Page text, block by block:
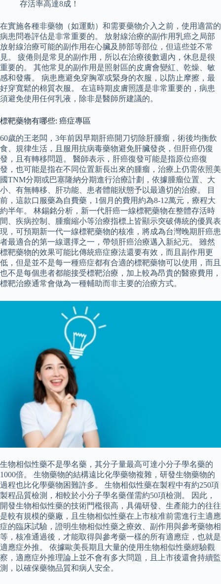
存活率高達8成！
在實施各種非藥物（如運動）和需要藥物介入之前，使用適當的
病患問卷評估是非常重要的。 放射線治療的副作用乳癌之局部
放射線治療可能的副作用在心臟及肺部等部位，但這些並不常
見。 疲倦則是常見的副作用，所以在治療後數週內，休息是很
重要的。 其他常見的副作用是照射區的皮膚會變紅、乾燥、敏
感和發癢。 病患應避免穿胸罩或緊身的衣服，以防止摩擦，最
好穿寬鬆的棉質衣服。 在這時期皮膚照護是非常重要的，病患
須避免使用任何乳液，除非是醫師所建議的。
標靶藥物有哪些: 癌症專區
60歲的王老闆，3年前因早期肝癌開刀切除肝腫瘤，術後均衡飲
食、規律生活，且服用抗病毒藥物避免肝臟發炎，但肝癌仍復
發，且有轉移問題。 醫師表示，肝癌復發可能是指原位癌復
發，也可能是指在不同位置新長出來的腫瘤，治療上仍需依照美
國TNM分期或巴塞隆納分期進行治療計劃，依據腫瘤位置、大
小、有無轉移、肝功能、患者體能狀態予以最適切的治療。 目
前，這款口服藥為自費藥，1個月的費用約為8-12萬元，療程大
約半年。 林錫銘分析，新一代肝癌一線標靶藥物在整體存活時
間、疾病控制、腫瘤縮小等治療指標上皆顯示突破傳統的優異表
現，可預期新一代一線標靶藥物的核准，將成為台灣晚期肝癌患
者最適合的第一線選擇之一，帶領肝癌治療邁入新紀元。 雖然
標靶藥物的效果可能比傳統癌症療法還要有效，而且副作用更
低，但是並不是每一種癌症都有合適的標靶藥物可以使用，而且
也不是每個患者都能接受標靶治療，加上較為昂貴的醫療費用，
標靶治療通常會做為一種輔助而非主要的治療方式。
生物相似性藥不是學名藥，其分子量最高可達小分子學名藥的
1000倍。 生物藥物的結構遠比化學藥物複雜，研發生物藥物的
過程也比化學藥物困難許多。 生物相似性藥在製程中有約250項
製程品質檢測，相較於小分子學名藥僅需約50項檢測。 因此，
開發生物相似性藥的技術門檻很高，具備研發、生產能力的往往
是較有規模的藥廠，且生物相似性藥在上市核准前需進行主適應
症的臨床試驗，證明生物相似性藥之療效、副作用與參考藥物相
等，核准通過後，才能取得與參考藥一樣的所有適應症，也就是
適應症外推。 依據歐美長期且大量的使用生物相似性藥經驗觀
察，適應症外推理論上並不會有多大問題，且上市後還會持續監
測，以確保藥物品質和病人安全。